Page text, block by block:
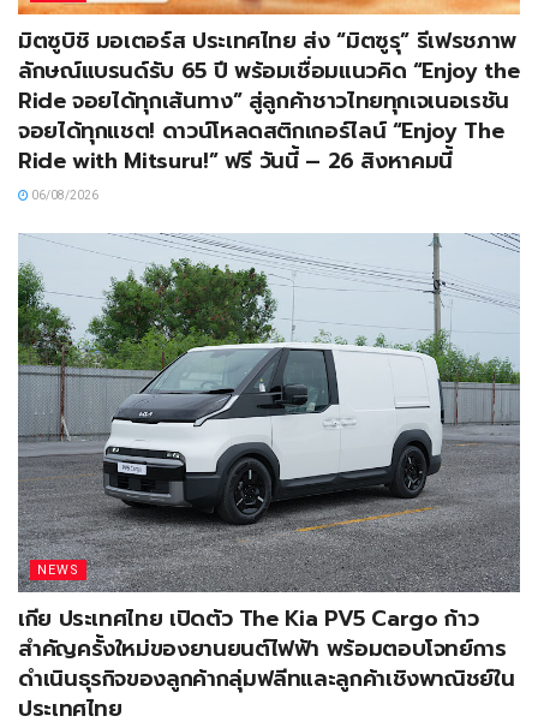
มิตซูบิชิ มอเตอร์ส ประเทศไทย ส่ง “มิตซูรุ” รีเฟรชภาพ
ลักษณ์แบรนด์รับ 65 ปี พร้อมเชื่อมแนวคิด “Enjoy the
Ride จอยได้ทุกเส้นทาง” สู่ลูกค้าชาวไทยทุกเจเนอเรชัน
จอยได้ทุกแชต! ดาวน์โหลดสติกเกอร์ไลน์ “Enjoy The
Ride with Mitsuru!” ฟรี วันนี้ – 26 สิงหาคมนี้
06/08/2026
NEWS
เกีย ประเทศไทย เปิดตัว The Kia PV5 Cargo ก้าว
สำคัญครั้งใหม่ของยานยนต์ไฟฟ้า พร้อมตอบโจทย์การ
ดำเนินธุรกิจของลูกค้ากลุ่มฟลีทและลูกค้าเชิงพาณิชย์ใน
ประเทศไทย